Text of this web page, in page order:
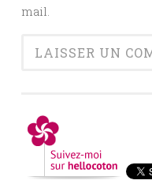
mail.